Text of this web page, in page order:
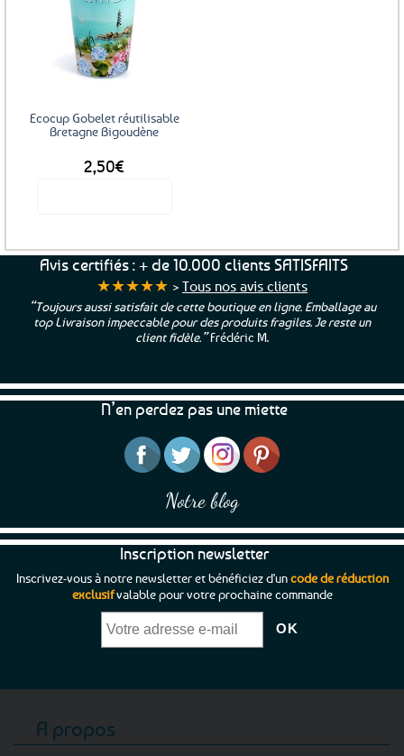
Ecocup Gobelet réutilisable
Bretagne Bigoudène
2,50€
Avis certifiés : + de 10.000 clients SATISFAITS
★★★★★ > Tous nos avis clients
“Toujours aussi satisfait de cette boutique en ligne. Emballage au
top Livraison impeccable pour des produits fragiles. Je reste un
client fidèle.”Frédéric M.
N’en perdez pas une miette
Notre blog
Inscription newsletter
Inscrivez-vous à notre newsletter et bénéficiez d'uncode de réduction
exclusifvalable pour votre prochaine commande
A propos